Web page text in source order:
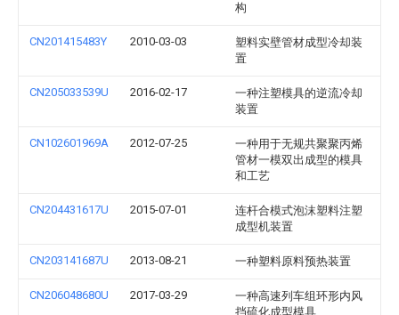
构
CN201415483Y 2010-03-03
塑料实壁管材成型冷却装
置
CN205033539U 2016-02-17
一种注塑模具的逆流冷却
装置
CN102601969A 2012-07-25
一种用于无规共聚聚丙烯
管材一模双出成型的模具
和工艺
CN204431617U 2015-07-01
连杆合模式泡沫塑料注塑
成型机装置
CN203141687U 2013-08-21 一种塑料原料预热装置
CN206048680U 2017-03-29
一种高速列车组环形内风
挡硫化成型模具